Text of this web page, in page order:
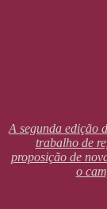
A segunda edição
trabalho de
proposição de
o